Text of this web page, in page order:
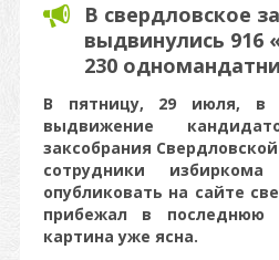
В свердловское
выдвинулись 916
230
В пятницу, 29 июля, в
выдвижение
заксобрания
сотрудники
опубликовать на сайте
прибежал в последнюю
картина уже ясна.